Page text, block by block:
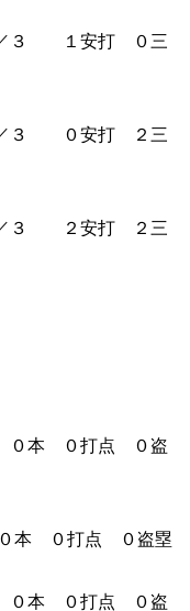
安打 ０三
０安打 ２三
安打 ２三
０打点 ０盗
０打点 ０盗塁
０打点 ０盗